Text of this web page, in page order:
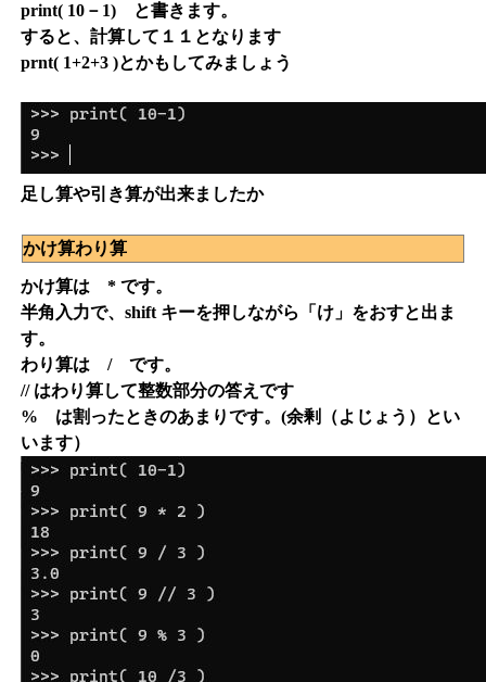
print( 10－1) と書きます。
すると、計算して１１となります
prnt( 1+2+3 )とかもしてみましょう
足し算や引き算が出来ましたか
かけ算わり算
かけ算は * です。
半角入力で、shift キーを押しながら「け」をおすと出ま
す。
わり算は / です。
// はわり算して整数部分の答えです
% は割ったときのあまりです。(余剰（よじょう）とい
います）